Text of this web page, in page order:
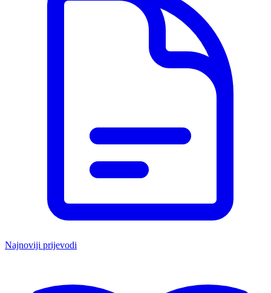
Najnoviji prijevodi